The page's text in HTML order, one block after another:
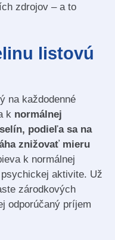
zdrojov – a to
listovú
na každodenné
k normálnej
podieľa sa na
znižovať mieru
k normálnej
aktivite. Už
zárodkových
odporúčaný príjem